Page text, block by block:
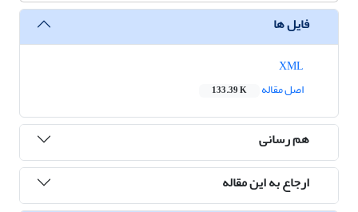
فایل ها
اصل مقاله
133.39 K
هم رسانی
ارجاع به این مقاله